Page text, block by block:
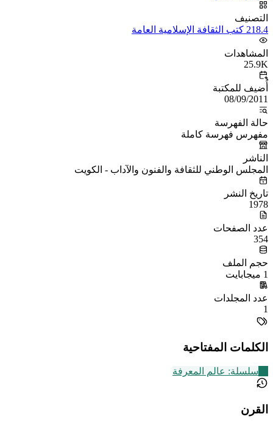
التصنيف
218.4 كتب الثقافة الإسلامية العامة
المشاهدات
25.9K
أُضيف للمكتبة
08/09/2011
حالة الفهرسة
مفهرس فهرسة كاملة
الناشر
المجلس الوطني للثقافة والفنون والآداب - الكويت
تاريخ النشر
1978
عدد الصفحات
354
حجم الملف
1 ميجابايت
عدد المجلدات
1
الكلمات المفتاحية
سلسلة: عالم المعرفة
القرن